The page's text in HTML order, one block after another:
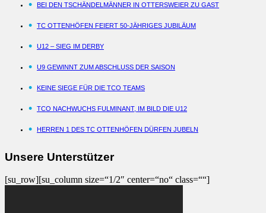
BEI DEN TSCHÄNDELMÄNNER IN OTTERSWEIER ZU GAST
TC OTTENHÖFEN FEIERT 50-JÄHRIGES JUBILÄUM
U12 – SIEG IM DERBY
U9 GEWINNT ZUM ABSCHLUSS DER SAISON
KEINE SIEGE FÜR DIE TCO TEAMS
TCO NACHWUCHS FULMINANT, IM BILD DIE U12
HERREN 1 DES TC OTTENHÖFEN DÜRFEN JUBELN
Unsere Unterstützer
[su_row][su_column size=“1/2″ center=“no“ class=““]